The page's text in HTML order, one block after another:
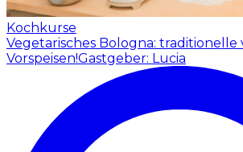
Kochkurse
Vegetarisches Bologna: traditionelle
Vorspeisen!Gastgeber: Lucia